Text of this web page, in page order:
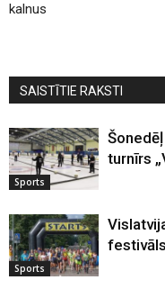
kalnus
SAISTĪTIE RAKSTI
Sports
turnīrs
Sports